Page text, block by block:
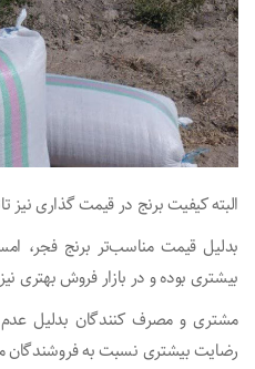
البته کیفیت برنج در قیمت گذاری نیز
بدلیل قیمت مناسب‌تر برنج فجر،
بیشتری بوده و در بازار فروش
مشتری و مصرف کنندگان بدلیل
رضایت بیشتری نسبت به فروشندگان